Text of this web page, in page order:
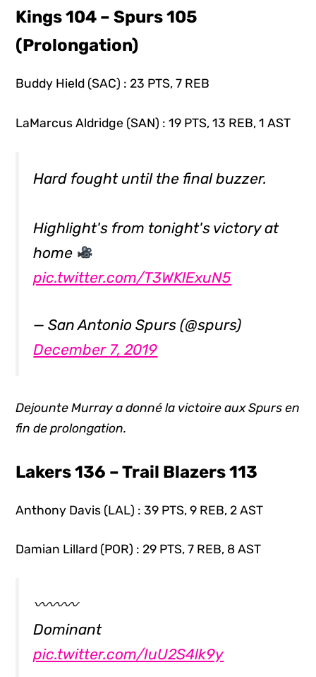
Kings 104 – Spurs 105
(Prolongation)
Buddy Hield (SAC) : 23 PTS, 7 REB
LaMarcus Aldridge (SAN) : 19 PTS, 13 REB, 1 AST
Hard fought until the final buzzer.
Highlight's from tonight's victory at
home
pic.twitter.com/T3WKlExuN5
— San Antonio Spurs (@spurs)
December 7, 2019
Dejounte Murray a donné la victoire aux Spurs en
fin de prolongation.
Lakers 136 – Trail Blazers 113
Anthony Davis (LAL) : 39 PTS, 9 REB, 2 AST
Damian Lillard (POR) : 29 PTS, 7 REB, 8 AST
〰〰〰
Dominant
pic.twitter.com/IuU2S4lk9y